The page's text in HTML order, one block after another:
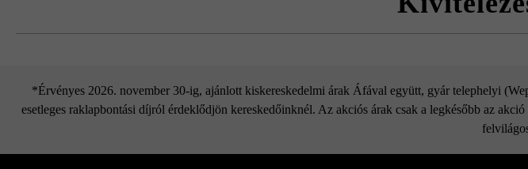
*Érvényes 2026. november 30-ig, ajánlott kiskereskedelmi árak Áfával együtt, gyár telephelyi
esetleges raklapbontási díjról érdeklődjön kereskedőinknél. Az akciós árak csak a legkésőbb az